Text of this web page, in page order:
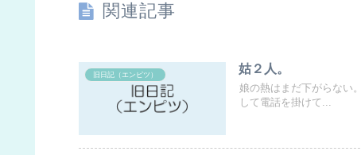
関連記事
旧日記（エンピツ） 姑２人。
娘の熱はまだ下がらない
して電話を掛けて...